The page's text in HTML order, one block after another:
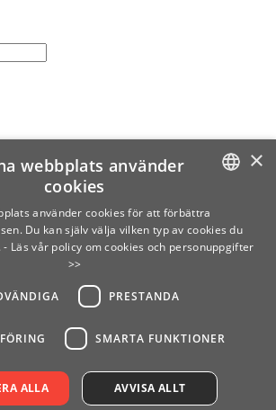
SWEDISH
×
webbplats använder
cookies
använder cookies för att förbättra
Du kan själv välja vilken typ av cookies du
- Läs vår policy om cookies och personuppgifter
>>
PRESTANDA
SMARTA FUNKTIONER
ALLA AVVISA ALLT